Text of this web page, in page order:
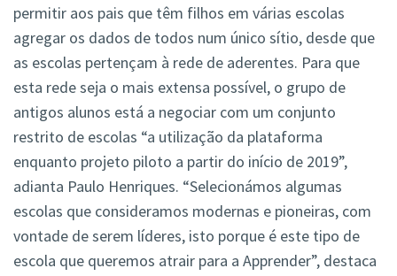
permitir aos pais que têm filhos em várias escolas
agregar os dados de todos num único sítio, desde que
as escolas pertençam à rede de aderentes. Para que
esta rede seja o mais extensa possível, o grupo de
antigos alunos está a negociar com um conjunto
restrito de escolas “a utilização da plataforma
enquanto projeto piloto a partir do início de 2019”,
adianta Paulo Henriques. “Selecionámos algumas
escolas que consideramos modernas e pioneiras, com
vontade de serem líderes, isto porque é este tipo de
escola que queremos atrair para a Apprender”, destaca